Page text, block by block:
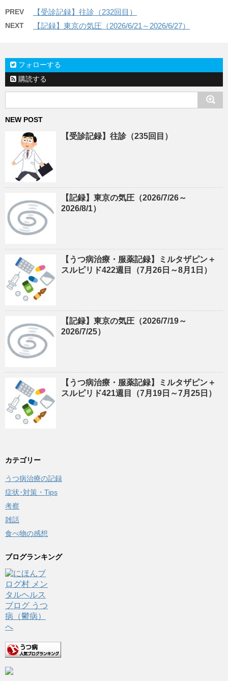
PREV 【受診記録】往診（232回目）
NEXT 【記録】東京の気圧（2026/6/21～2026/6/27）
フォローする
購読する
NEW POST
【受診記録】往診（235回目）
【記録】東京の気圧（2026/7/26～
2026/8/1）
【うつ病治療・服薬記録】ミルタザピン＋
スルピリド422週目（7月26日～8月1日）
【記録】東京の気圧（2026/7/19～
2026/7/25）
【うつ病治療・服薬記録】ミルタザピン＋
スルピリド421週目（7月19日～7月25日）
カテゴリー
うつ病治療の記録
症状･対策・Tips
考察
雑話
食べ物の感想
ブログランキング